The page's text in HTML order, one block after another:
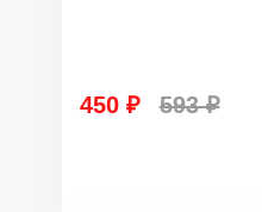
450 ₽ 593 ₽